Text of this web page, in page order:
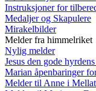
Instruksjoner for
Medaljer og Skapulere
Mirakelbilder
Melder fra himmelriket
Nylig melder
Jesus den gode
Marian åpenbaringer
Melder til Anne i